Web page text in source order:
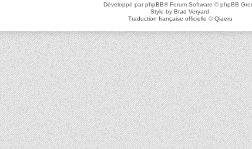
Développé parphpBB® Forum Software © phpBB
Style by Brad Veryard
Traduction française officielle ©Qiaeru